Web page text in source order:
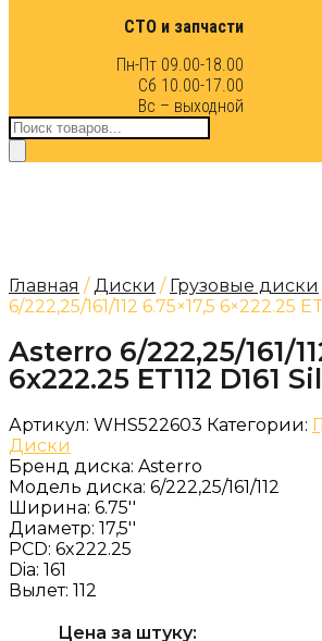
СТО и запчасти
Пн-Пт 09.00-18.00
Сб 10.00-17.00
Вс – выходной
Поиск
товаров
Главная /Диски / Грузовые диски
6/222,25/161/112 6.75×17,5 6×222.25
Asterro 6/222,25/161/
6x222.25 ET112 D161
Артикул: WHS522603 Категории:
Диски
Бренд диска: Asterro
Модель диска: 6/222,25/161/112
Ширина: 6.75''
Диаметр: 17,5''
PCD: 6x222.25
Dia: 161
Вылет: 112
Цена за штуку: